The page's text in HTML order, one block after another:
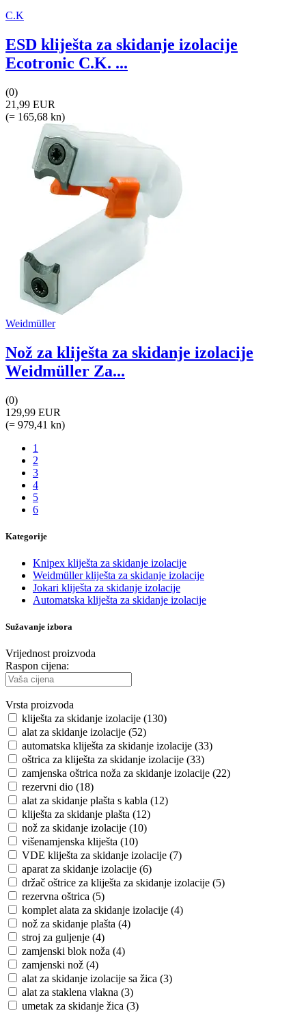
C.K
ESD kliješta za skidanje izolacije
Ecotronic C.K. ...
(0)
21,99 EUR
(= 165,68 kn)
Weidmüller
Nož za kliješta za skidanje izolacije
Weidmüller Za...
(0)
129,99 EUR
(= 979,41 kn)
1
2
3
4
5
6
Kategorije
Knipex kliješta za skidanje izolacije
Weidmüller kliješta za skidanje izolacije
Jokari kliješta za skidanje izolacije
Automatska kliješta za skidanje izolacije
Sužavanje izbora
Vrijednost proizvoda
Raspon cijena:
Vrsta proizvoda
kliješta za skidanje izolacije (130)
alat za skidanje izolacije (52)
automatska kliješta za skidanje izolacije (33)
oštrica za kliješta za skidanje izolacije (33)
zamjenska oštrica noža za skidanje izolacije (22)
rezervni dio (18)
alat za skidanje plašta s kabla (12)
kliješta za skidanje plašta (12)
nož za skidanje izolacije (10)
višenamjenska kliješta (10)
VDE kliješta za skidanje izolacije (7)
aparat za skidanje izolacije (6)
držač oštrice za kliješta za skidanje izolacije (5)
rezervna oštrica (5)
komplet alata za skidanje izolacije (4)
nož za skidanje plašta (4)
stroj za guljenje (4)
zamjenski blok noža (4)
zamjenski nož (4)
alat za skidanje izolacije sa žica (3)
alat za staklena vlakna (3)
umetak za skidanje žica (3)